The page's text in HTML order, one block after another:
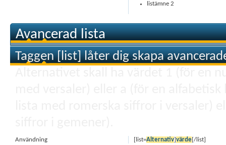
listämne 2
Avancerad lista
Taggen [list] låter dig skapa
[list=Alternativ]värde[/list]
Användning